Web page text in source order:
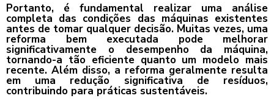
Portanto, é fundamental realizar uma análise
completa das condições das máquinas existentes
antes de tomar qualquer decisão. Muitas vezes, uma
reforma bem executada pode melhorar
significativamente o desempenho da máquina,
tornando-a tão eficiente quanto um modelo mais
recente. Além disso, a reforma geralmente resulta
em uma redução significativa de resíduos,
contribuindo para práticas sustentáveis.